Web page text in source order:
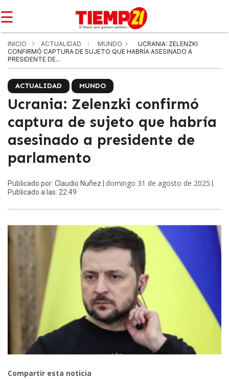
☰
INICIO ACTUALIDAD MUNDO
UCRANIA: ZELENZKI
CONFIRMÓ CAPTURA DE SUJETO QUE HABRÍA ASESINADO A
PRESIDENTE DE...
ACTUALIDAD MUNDO
Ucrania: Zelenzki confirmó
captura de sujeto que habría
asesinado a presidente de
parlamento
Publicado por: Claudio Nuñez | domingo 31 de agosto de 2025
Publicado a las: 22:49
Compartir esta noticia